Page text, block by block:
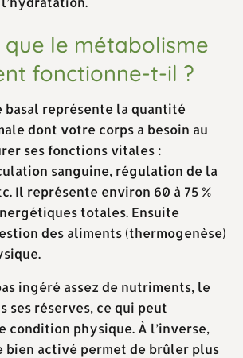
que le métabolisme
fonctionne-t-il ?
basal représente la quantité
dont votre corps a besoin au
ses fonctions vitales :
sanguine, régulation de la
Il représente environ 60 à 75 %
totales. Ensuite
des aliments (thermogenèse)
ingéré assez de nutriments, le
ses réserves, ce qui peut
physique. À l’inverse,
bien activé permet de brûler plus